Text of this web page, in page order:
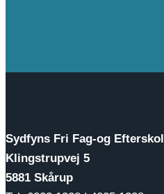
Sydfyns Fri Fag-og
Klingstrupvej 5
5881 Skårup